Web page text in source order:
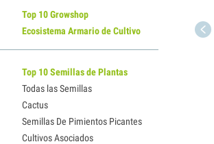
Top 10 Growshop
Ecosistema Armario de Cultivo
Top 10 Semillas de Plantas
Todas las Semillas
Cactus
Semillas De Pimientos Picantes
Cultivos Asociados